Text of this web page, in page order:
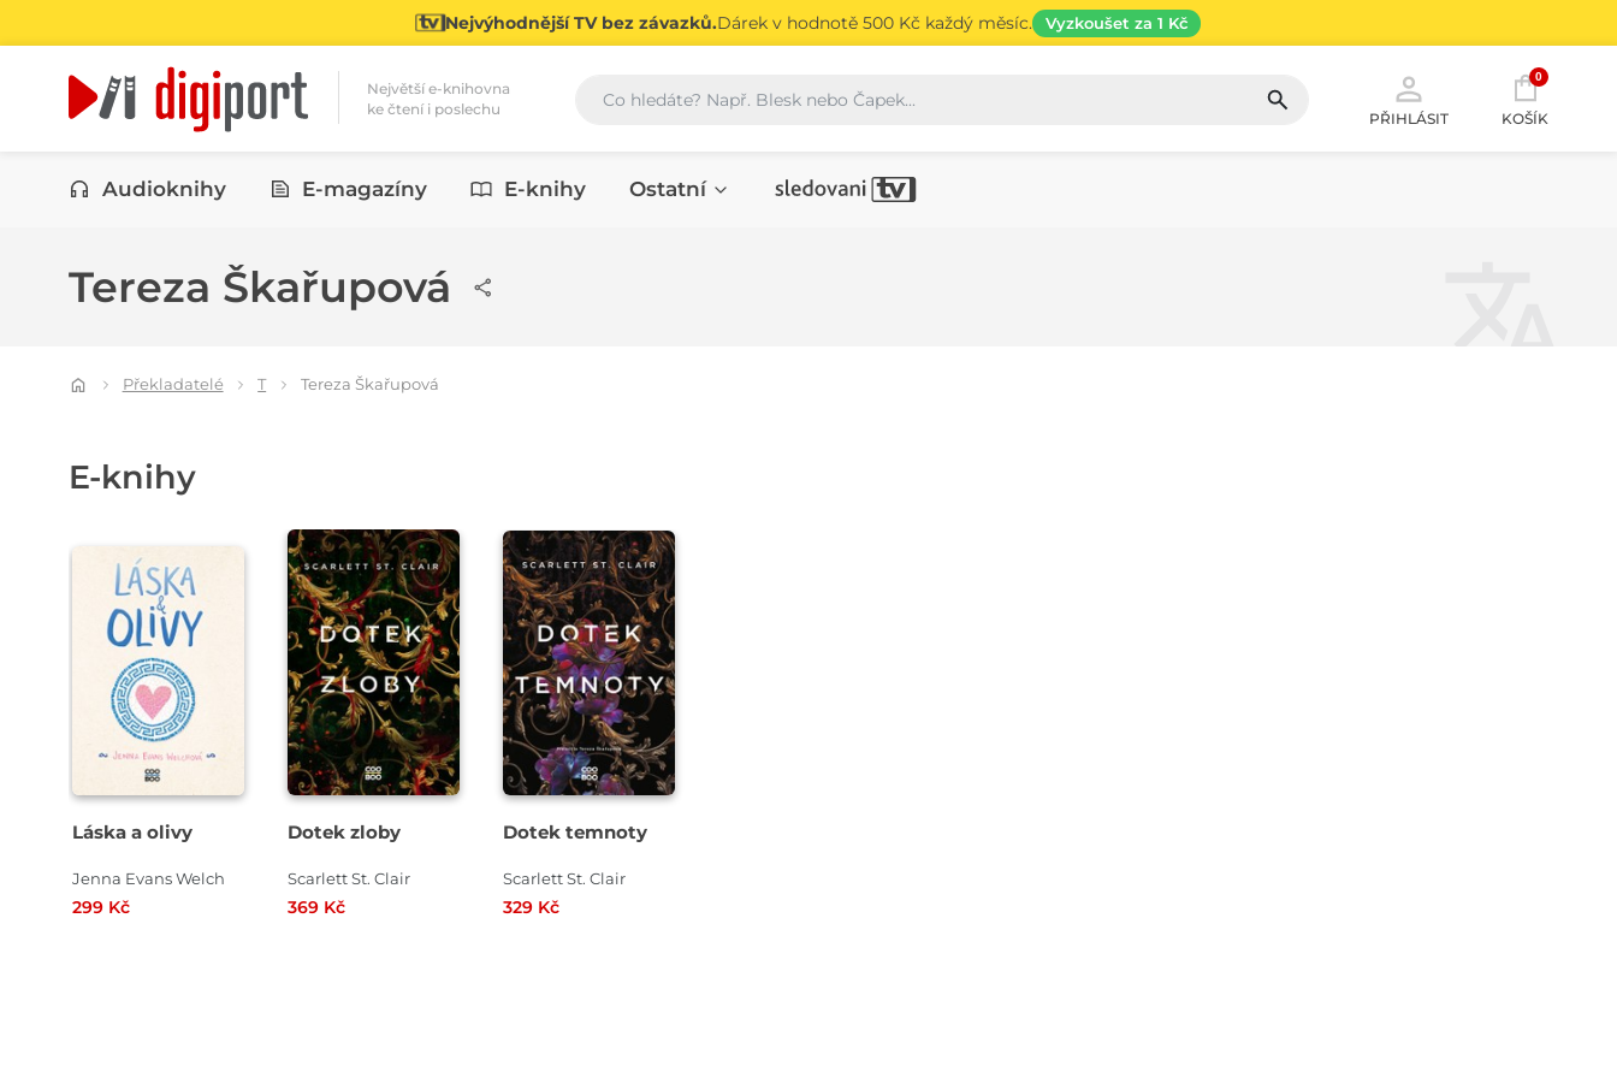
Nejvýhodnější TV bez závazků.Dárek v hodnotě 500 Kč každý měsíc. Vyzkoušet za 1 Kč
Největší e-knihovna
ke čtení i poslechu
Vyhledávání
PŘIHLÁSIT
0
KOŠÍK
Kategorie
Audioknihy E-magazíny E-knihy Ostatní
Tereza Škařupová
Překladatelé T Tereza Škařupová
E-knihy
Láska a olivy
Jenna Evans Welch
299 Kč
Dotek zloby
Scarlett St. Clair
369 Kč
Dotek temnoty
Scarlett St. Clair
329 Kč